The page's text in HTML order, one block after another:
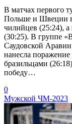
В матчах первого
Польше и Швеции в
чилийцев (25:24),
(30:25). В группе
Саудовской
нанесла
бразильцами
победу…
0
Мужской ЧМ-2023